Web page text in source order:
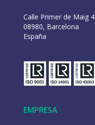
Calle Primer de Maig 4
08980, Barcelona
España
EMPRESA